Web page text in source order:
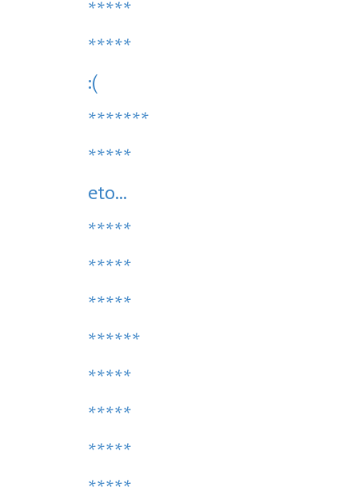
*****
*****
:(
*******
*****
eto...
*****
*****
*****
******
*****
*****
*****
*****